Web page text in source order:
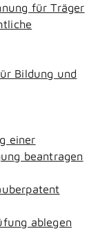
für Träger
Bildung und
einer
beantragen
ablegen